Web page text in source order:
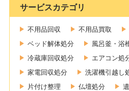
サービスカテゴリ
不用品回収 不用品買取
ベッド解体処分
風呂釜・浴
冷蔵庫回収処分
エアコン処
家電回収処分
洗濯機引越し
片付け整理
仏壇処分